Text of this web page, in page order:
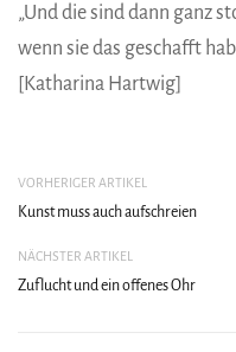
„Und die sind dann ganz
wenn sie das geschafft
[Katharina Hartwig]
VORHERIGER ARTIKEL
Kunst muss auch aufschreien
NÄCHSTER ARTIKEL
Zuflucht und ein offenes Ohr